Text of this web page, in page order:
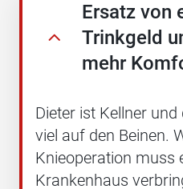
Ersatz von
Trinkgeld
mehr
Dieter ist Kellner
viel auf den Beinen.
Knieoperation muss
Krankenhaus